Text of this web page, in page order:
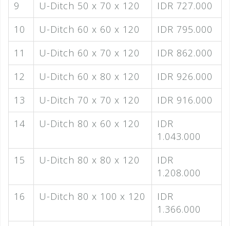
9
U-Ditch 50 x 70 x 120
IDR 727.000
10
U-Ditch 60 x 60 x 120
IDR 795.000
11
U-Ditch 60 x 70 x 120
IDR 862.000
12
U-Ditch 60 x 80 x 120
IDR 926.000
13
U-Ditch 70 x 70 x 120
IDR 916.000
14
U-Ditch 80 x 60 x 120
IDR
1.043.000
15
U-Ditch 80 x 80 x 120
IDR
1.208.000
16
U-Ditch 80 x 100 x 120
IDR
1.366.000